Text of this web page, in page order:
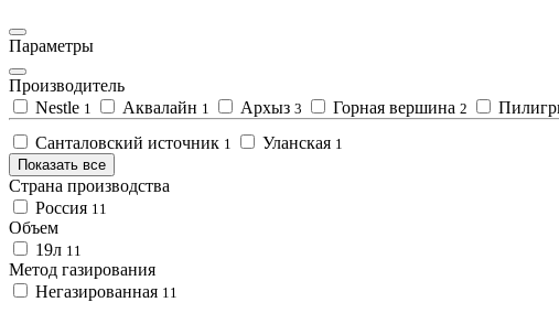
Параметры
Производитель
Nestle 1 Аквалайн 1 Архыз 3 Горная вершина 2
Санталовский источник 1 Уланская 1
Показать все
Страна производства
Россия 11
Объем
19л 11
Метод газирования
Негазированная 11